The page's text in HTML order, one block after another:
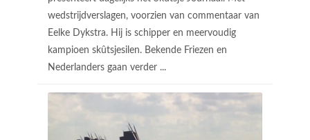
wedstrijdverslagen, voorzien van commentaar van
Eelke Dykstra. Hij is schipper en meervoudig
kampioen skûtsjesilen. Bekende Friezen en
Nederlanders gaan verder ...